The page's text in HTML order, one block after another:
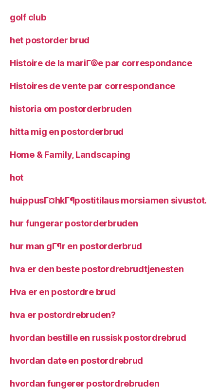
golf club
het postorder brud
Histoire de la mariГ©e par correspondance
Histoires de vente par correspondance
historia om postorderbruden
hitta mig en postorderbrud
Home & Family, Landscaping
hot
huippusГ¤hkГ¶postitilaus morsiamen sivustot.
hur fungerar postorderbruden
hur man gГ¶r en postorderbrud
hva er den beste postordrebrudtjenesten
Hva er en postordre brud
hva er postordrebruden?
hvordan bestille en russisk postordrebrud
hvordan date en postordrebrud
hvordan fungerer postordrebruden